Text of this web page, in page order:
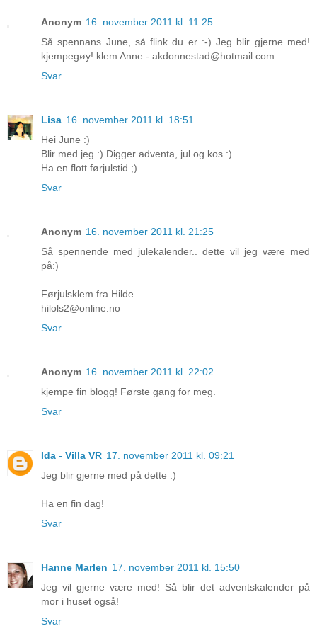
Anonym 16. november 2011 kl. 11:25
Så spennans June, så flink du er :-) Jeg blir gjerne med!
kjempegøy! klem Anne - akdonnestad@hotmail.com
Svar
Lisa 16. november 2011 kl. 18:51
Hei June :)
Blir med jeg :) Digger adventa, jul og kos :)
Ha en flott førjulstid ;)
Svar
Anonym 16. november 2011 kl. 21:25
Så spennende med julekalender.. dette vil jeg være med
på:)
Førjulsklem fra Hilde
hilols2@online.no
Svar
Anonym 16. november 2011 kl. 22:02
kjempe fin blogg! Første gang for meg.
Svar
Ida - Villa VR 17. november 2011 kl. 09:21
Jeg blir gjerne med på dette :)
Ha en fin dag!
Svar
Hanne Marlen 17. november 2011 kl. 15:50
Jeg vil gjerne være med! Så blir det adventskalender på
mor i huset også!
Svar